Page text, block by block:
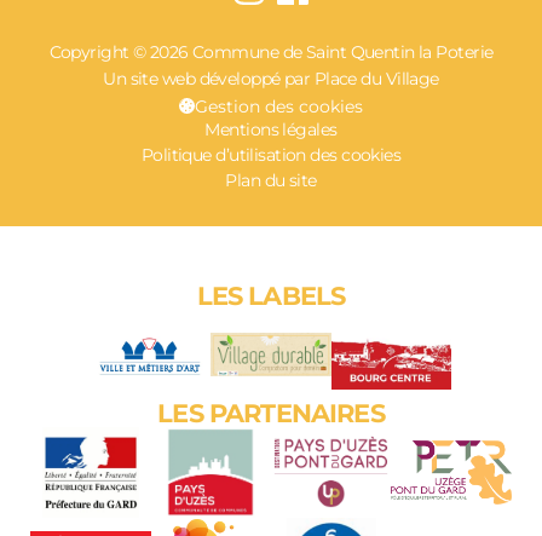
Copyright © 2026 Commune de Saint Quentin la Poterie
Un site web développé par Place du Village
Gestion des cookies
Mentions légales
Politique d’utilisation des cookies
Plan du site
LES LABELS
LES PARTENAIRES